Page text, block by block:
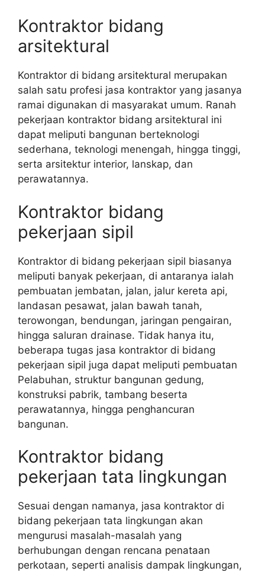
Kontraktor bidang
arsitektural
Kontraktor di bidang arsitektural merupakan
salah satu profesi jasa kontraktor yang jasanya
ramai digunakan di masyarakat umum. Ranah
pekerjaan kontraktor bidang arsitektural ini
dapat meliputi bangunan berteknologi
sederhana, teknologi menengah, hingga tinggi,
serta arsitektur interior, lanskap, dan
perawatannya.
Kontraktor bidang
pekerjaan sipil
Kontraktor di bidang pekerjaan sipil biasanya
meliputi banyak pekerjaan, di antaranya ialah
pembuatan jembatan, jalan, jalur kereta api,
landasan pesawat, jalan bawah tanah,
terowongan, bendungan, jaringan pengairan,
hingga saluran drainase. Tidak hanya itu,
beberapa tugas jasa kontraktor di bidang
pekerjaan sipil juga dapat meliputi pembuatan
Pelabuhan, struktur bangunan gedung,
konstruksi pabrik, tambang beserta
perawatannya, hingga penghancuran
bangunan.
Kontraktor bidang
pekerjaan tata lingkungan
Sesuai dengan namanya, jasa kontraktor di
bidang pekerjaan tata lingkungan akan
mengurusi masalah-masalah yang
berhubungan dengan rencana penataan
perkotaan, seperti analisis dampak lingkungan,